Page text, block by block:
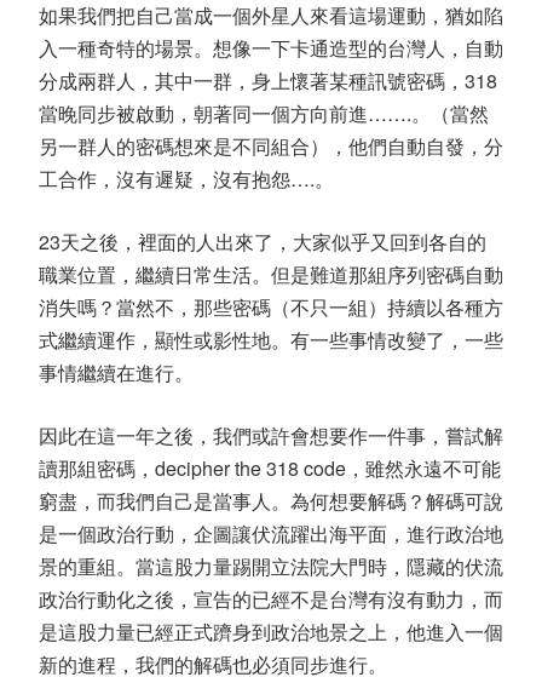
如果我們把自己當成一個外星人來看這場運動，猶如陷
入一種奇特的場景。想像一下卡通造型的台灣人，自動
分成兩群人，其中一群，身上懷著某種訊號密碼，318
當晚同步被啟動，朝著同一個方向前進…….。（當然
另一群人的密碼想來是不同組合），他們自動自發，分
工合作，沒有遲疑，沒有抱怨….。
23天之後，裡面的人出來了，大家似乎又回到各自的
職業位置，繼續日常生活。但是難道那組序列密碼自動
消失嗎？當然不，那些密碼（不只一組）持續以各種方
式繼續運作，顯性或影性地。有一些事情改變了，一些
事情繼續在進行。
因此在這一年之後，我們或許會想要作一件事，嘗試解
讀那組密碼，decipher the 318 code，雖然永遠不可能
窮盡，而我們自己是當事人。為何想要解碼？解碼可說
是一個政治行動，企圖讓伏流躍出海平面，進行政治地
景的重組。當這股力量踢開立法院大門時，隱藏的伏流
政治行動化之後，宣告的已經不是台灣有沒有動力，而
是這股力量已經正式躋身到政治地景之上，他進入一個
新的進程，我們的解碼也必須同步進行。